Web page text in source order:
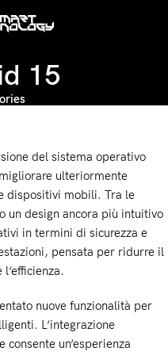
15
del sistema operativo
ulteriormente
dispositivi mobili. Tra le
un design ancora più intuitivo
in termini di sicurezza e
pensata per ridurre il
nuove funzionalità per
L’integrazione
un’esperienza